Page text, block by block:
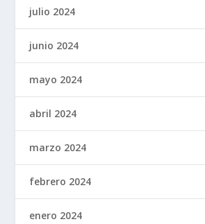
julio 2024
junio 2024
mayo 2024
abril 2024
marzo 2024
febrero 2024
enero 2024